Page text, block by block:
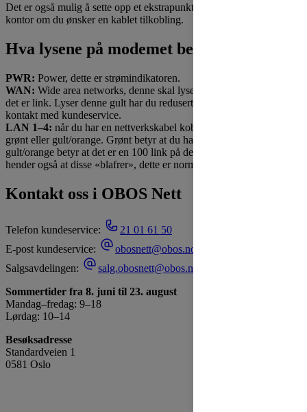
Det er også mulig å sette opp et ekstrapunkt på for eksempel et
kontor om du ønsker en kablet tilkobling.
Hva lysene på modemet betyr
PWR: Power, dette er strømindikatoren.
WAN: Wide area networks, denne skal lyse grønt og det indikerer at
det er link. Lyser denne gult har du redusert makshastighet, ta gjerne
kontakt med kundeservice.
LAN 1–4: når du har en nettverkskabel koblet til, vil lampene lyse
grønt eller gult/orange. Grønt betyr at du har en 1000 link, mens
gult/orange betyr at det er en 100 link på den tilkoblede enheten. Det
hender også at disse «blafrer», dette er normalt.
Kontakt oss i OBOS Nett
Telefon kundeservice:
21 01 61 50
E-post kundeservice:
obosnett@obos.no
Salgsavdelingen:
salg.obosnett@obos.no
Sommertider fra 8. juni til 23. august
Mandag–fredag: 9–18
Lørdag: 10–14
Besøksadresse
Standardveien 1
0581 Oslo